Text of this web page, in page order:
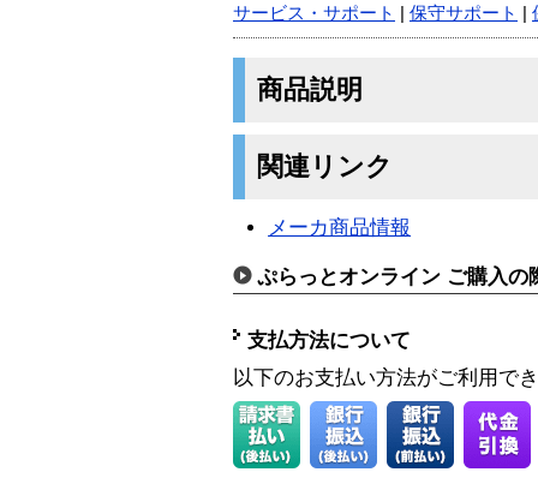
サービス・サポート 保守サポート
商品説明
関連リンク
メーカ商品情報
ぷらっとオンライン ご購入の
支払方法について
以下のお支払い方法がご利用で